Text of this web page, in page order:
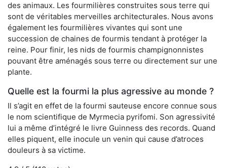
des animaux. Les fourmilières construites sous terre qui
sont de véritables merveilles architecturales. Nous avons
également les fourmilières vivantes qui sont une
succession de chaines de fourmis tendant à protéger la
reine. Pour finir, les nids de fourmis champignonnistes
pouvant être aménagés sous terre ou directement sur une
plante.
Quelle est la fourmi la plus agressive au monde ?
Il s’agit en effet de la fourmi sauteuse encore connue sous
le nom scientifique de Myrmecia pyrifomi. Son agressivité
lui a même d’intégré le livre Guinness des records. Quand
elles piquent, elle inocule un venin qui cause d’atroces
douleurs à sa victime.